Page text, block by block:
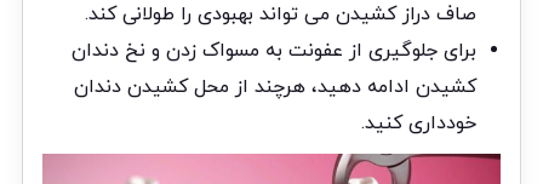
صاف دراز کشیدن می تواند بهبودی را طولانی کند.
برای جلوگیری از عفونت به مسواک زدن و نخ دندان
کشیدن ادامه دهید، هرچند از محل کشیدن دندان
خودداری کنید.